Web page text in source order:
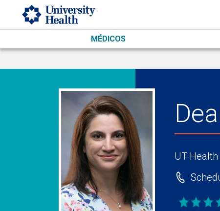
Skip to main content
MÉDICOS
UT